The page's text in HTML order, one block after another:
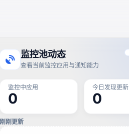
监控池动态
查看当前监控应用与通知能力
监控中应用
0
今日发现更新
0
刚刚更新